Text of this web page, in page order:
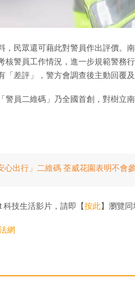
，民眾還可藉此對警員作出評價。
核警員工作情況，進一步規範警務
「差評」，警方會調查後主動回覆
警員二維碼」乃全國首創，對樹立
心出行」二維碼 荃威花園表明不會
科技生活影片，請即【按此】瀏覽
網